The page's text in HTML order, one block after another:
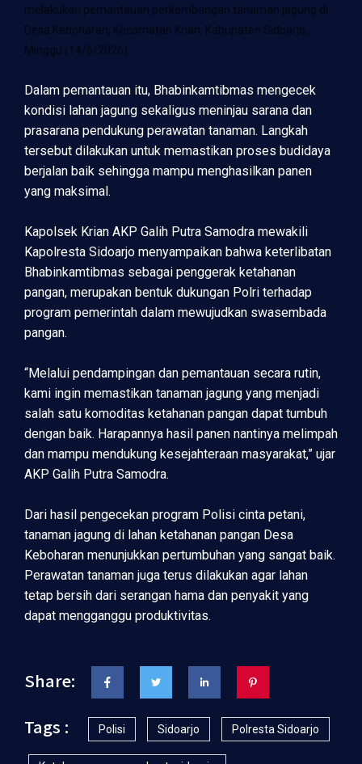
melakukan pemantauan perkembangan tanaman jagung di
Desa Keboharan, Kecamatan Krian, Kabupaten Sidoarjo,
Minggu (14/6/2026).
Dalam pemantauan itu, Bhabinkamtibmas mengecek
kondisi lahan jagung sekaligus meninjau sarana dan
prasarana pendukung perawatan tanaman. Langkah
tersebut dilakukan untuk memastikan proses budidaya
berjalan baik sehingga mampu menghasilkan panen
yang maksimal.
Kapolsek Krian AKP Galih Putra Samodra mewakili
Kapolresta Sidoarjo menyampaikan bahwa keterlibatan
Bhabinkamtibmas sebagai penggerak ketahanan
pangan, merupakan bentuk dukungan Polri terhadap
program pemerintah dalam mewujudkan swasembada
pangan.
“Melalui pendampingan dan pemantauan secara rutin,
kami ingin memastikan tanaman jagung yang menjadi
salah satu komoditas ketahanan pangan dapat tumbuh
dengan baik. Harapannya hasil panen nantinya melimpah
dan mampu mendukung kesejahteraan masyarakat,” ujar
AKP Galih Putra Samodra.
Dari hasil pengecekan program Polisi cinta petani,
tanaman jagung di lahan ketahanan pangan Desa
Keboharan menunjukkan pertumbuhan yang sangat baik.
Perawatan tanaman juga terus dilakukan agar lahan
tetap bersih dari serangan hama dan penyakit yang
dapat mengganggu produktivitas.
Share:
Tags :
Polisi Sidoarjo Polresta Sidoarjo